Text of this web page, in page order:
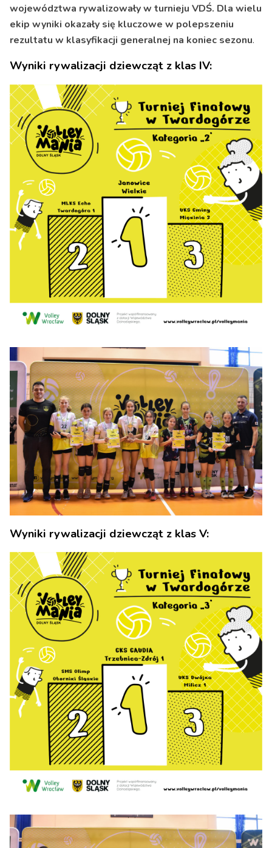
województwa rywalizowały w turnieju VDŚ. Dla wielu
ekip wyniki okazały się kluczowe w polepszeniu
rezultatu w klasyfikacji generalnej na koniec sezonu.
Wyniki rywalizacji dziewcząt z klas IV:
Wyniki rywalizacji dziewcząt z klas V: